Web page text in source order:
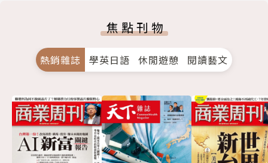
焦點刊物
熱銷雜誌 學英日語 休閒遊憩 閱讀藝文